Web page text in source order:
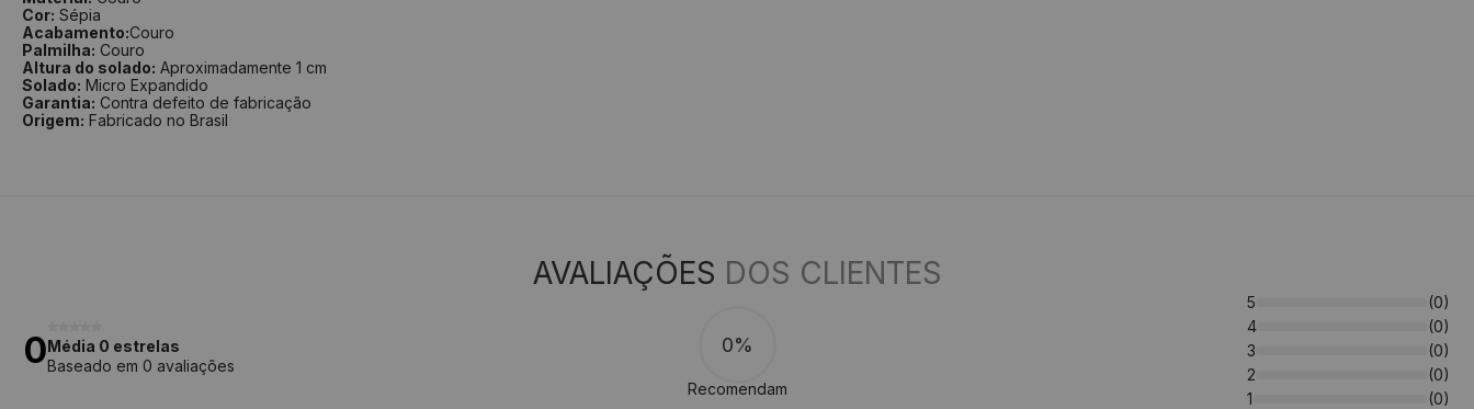
Cor: Sépia
Acabamento:Couro
Palmilha: Couro
Altura do solado: Aproximadamente 1 cm
Solado: Micro Expandido
Garantia: Contra defeito de fabricação
Origem: Fabricado no Brasil
AVALIAÇÕES DOS CLIENTES
0Média 0 estrelas
Baseado em 0 avaliações
0%
Recomendam
5
(0)
4
(0)
3
(0)
2
(0)
1
(0)